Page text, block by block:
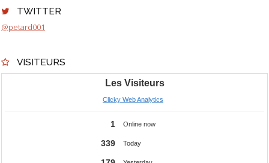
TWITTER
@petard001
VISITEURS